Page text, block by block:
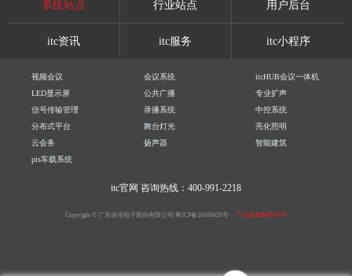
系统站点 行业站点 用户后台
itc资讯 itc服务 itc小程序
视频会议 会议系统
itcHUB会议一体机
LED显示屏
公共广播
专业扩声
信号传输管理
录播系统
中控系统
分布式平台
舞台灯光
亮化照明
云会务
扬声器
智能建筑
pis车载系统
itc官网 咨询热线：400-991-2218
Copyright © 广东保伦电子股份有限公司 粤ICP备16106620号 产品参数解释声明